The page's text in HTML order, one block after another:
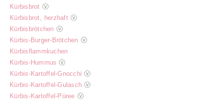
Kürbisbrot ⓥ
Kürbisbrot, herzhaft ⓥ
Kürbisbrötchen ⓥ
Kürbis-Burger-Brötchen ⓥ
Kürbisflammkuchen
Kürbis-Hummus ⓥ
Kürbis-Kartoffel-Gnocchi ⓥ
Kürbis-Kartoffel-Gulasch ⓥ
Kürbis-Kartoffel-Püree ⓥ